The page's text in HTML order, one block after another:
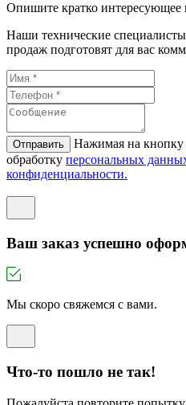
Опишите кратко интересующее
Наши технические
продаж подготовят для вас
Отправить
Нажимая на кнопку
обработку персональных
конфиденциальности.
Ваш заказ успешно
Мы скоро свяжемся с вами.
Что-то пошло не так!